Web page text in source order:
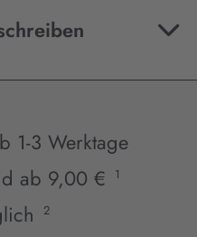
1-3 Werktage
ab 9,00 €
1
2